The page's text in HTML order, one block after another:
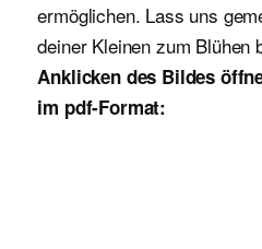
ermöglichen. Lass uns
deiner Kleinen zum Blühen
Anklicken des Bildes
im pdf-Format: